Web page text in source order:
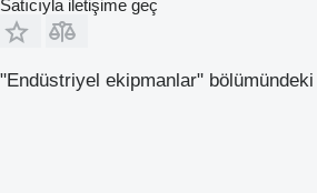
Satıcıyla iletişime geç
"Endüstriyel ekipmanlar"